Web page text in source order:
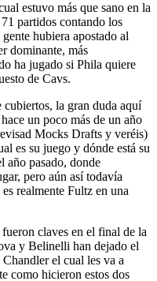
estuvo más que sano en la
partidos contando los
hubiera apostado al
dominante, más
ha jugado si Phila quiere
de Cavs.
la gran duda aquí
un poco más de un año
Mocks Drafts y veréis)
es su juego y dónde está su
año pasado, donde
pero aún así todavía
realmente Fultz en una
claves en el final de la
y Belinelli han dejado el
el cual les va a
como hicieron estos dos